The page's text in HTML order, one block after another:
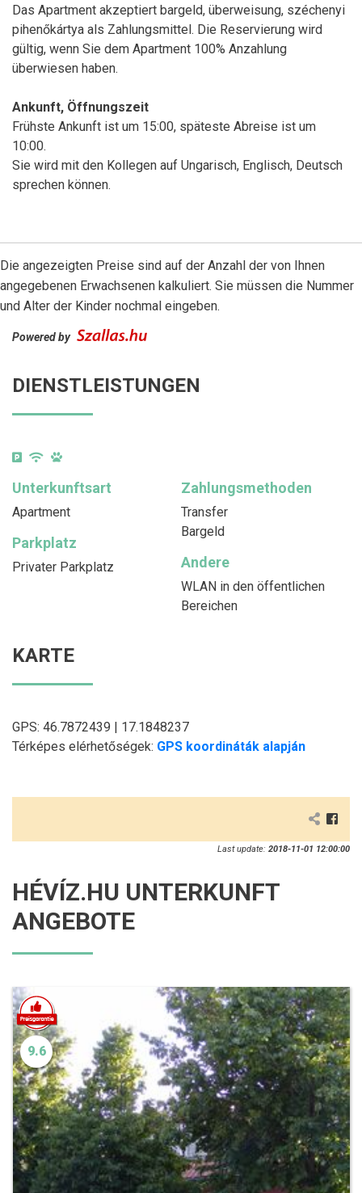
Das Apartment akzeptiert bargeld, überweisung, széchenyi
pihenőkártya als Zahlungsmittel. Die Reservierung wird
gültig, wenn Sie dem Apartment 100% Anzahlung
überwiesen haben.
Ankunft, Öffnungszeit
Frühste Ankunft ist um 15:00, späteste Abreise ist um
10:00.
Sie wird mit den Kollegen auf Ungarisch, Englisch, Deutsch
sprechen können.
Die angezeigten Preise sind auf der Anzahl der von Ihnen
angegebenen Erwachsenen kalkuliert. Sie müssen die Nummer
und Alter der Kinder nochmal eingeben.
Powered by
DIENSTLEISTUNGEN
Unterkunftsart
Apartment
Zahlungsmethoden
Transfer
Bargeld
Parkplatz
Privater Parkplatz Andere
WLAN in den öffentlichen
Bereichen
KARTE
GPS: 46.7872439 | 17.1848237
Térképes elérhetőségek: GPS koordináták alapján
Last update: 2018-11-01 12:00:00
HÉVÍZ.HU UNTERKUNFT
ANGEBOTE
9.6